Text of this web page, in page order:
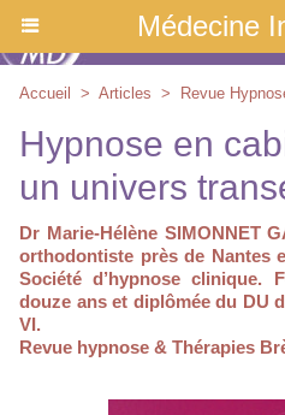
Médecine
Accueil > Articles > Revue
Hypnose en
un univers
Dr Marie-Hélène SIMONNET
orthodontiste près de Nantes
Société d’hypnose clinique.
douze ans et diplômée du DU
VI.
Revue hypnose & Thérapies